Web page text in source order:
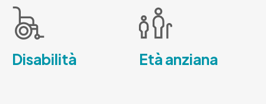
Disabilità Età anziana